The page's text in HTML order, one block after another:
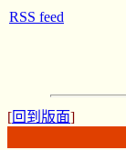
[回到版面]
RSS feed